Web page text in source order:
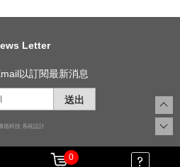
Letter
以訂閱最新消息
送出
康德科技 系統設計
0